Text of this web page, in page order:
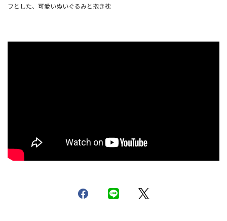
フとした、可愛いぬいぐるみと抱き枕